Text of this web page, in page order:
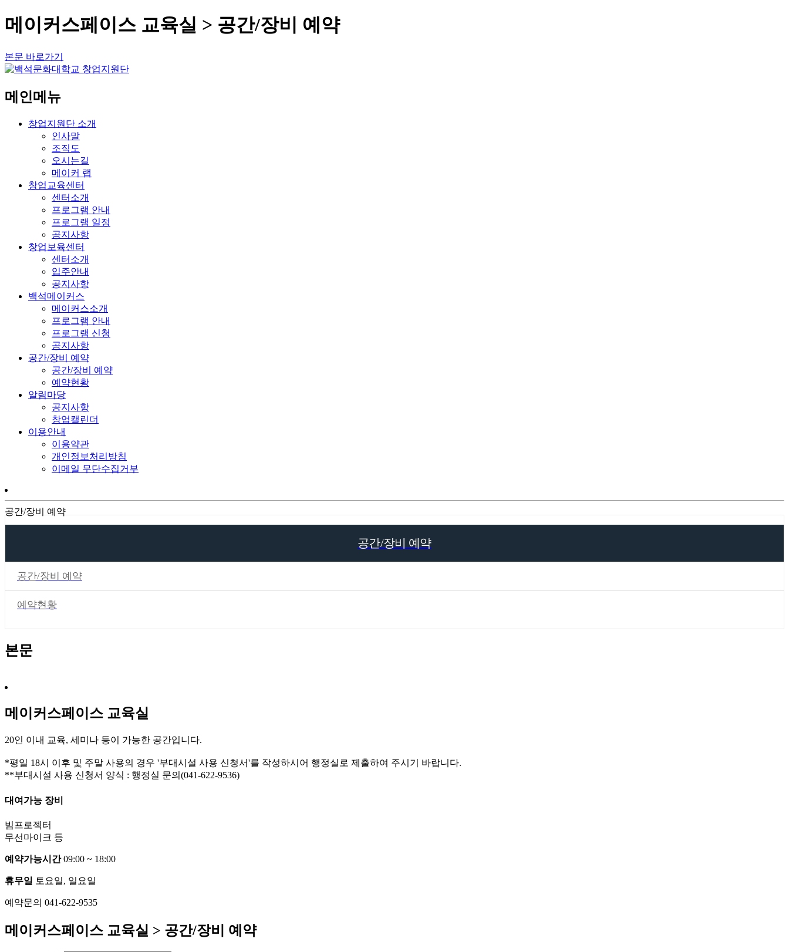
메이커스페이스 교육실 > 공간/장비 예약
본문 바로가기
메인메뉴
창업지원단 소개
인사말
조직도
오시는길
메이커 랩
창업교육센터
센터소개
프로그램 안내
프로그램 일정
공지사항
창업보육센터
센터소개
입주안내
공지사항
백석메이커스
메이커스소개
프로그램 안내
프로그램 신청
공지사항
공간/장비 예약
공간/장비 예약
예약현황
알림마당
공지사항
창업캘린더
이용안내
이용약관
개인정보처리방침
이메일 무단수집거부
공간/장비 예약
공간/장비 예약
공간/장비 예약
예약현황
본문
메이커스페이스 교육실
20인 이내 교육, 세미나 등이 가능한 공간입니다.
*평일 18시 이후 및 주말 사용의 경우 '부대시설 사용 신청서'를 작성하시어 행정실로 제출하여 주시기 바랍니다.
**부대시설 사용 신청서 양식 : 행정실 문의(041-622-9536)
대여가능 장비
빔프로젝터
무선마이크 등
예약가능시간09:00 ~ 18:00
휴무일 토요일, 일요일
예약문의 041-622-9535
메이커스페이스 교육실 > 공간/장비 예약